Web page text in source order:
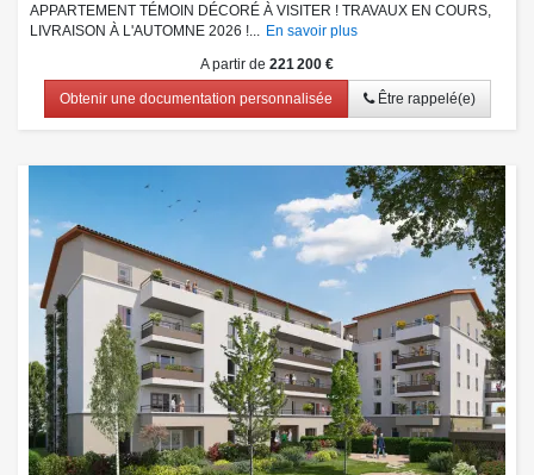
APPARTEMENT TÉMOIN DÉCORÉ À VISITER ! TRAVAUX EN COURS,
LIVRAISON À L'AUTOMNE 2026 !...
En savoir plus
A partir de 221 200 €
Obtenir une documentation personnalisée Être rappelé(e)